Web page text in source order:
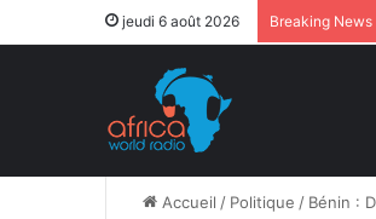
jeudi 6 août 2026 Breaking News
Accueil / Politique / Bénin :